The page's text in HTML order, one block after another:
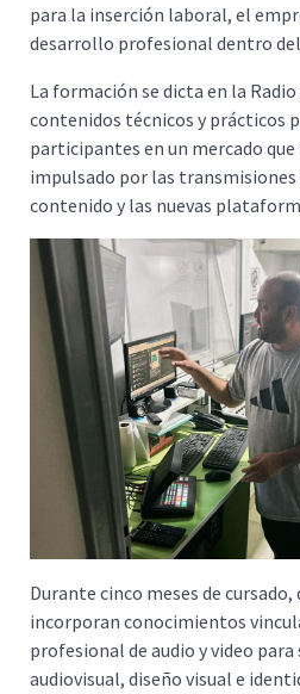
para la inserción laboral, el
desarrollo profesional dentro
La formación se dicta en la
contenidos técnicos y prácticos
participantes en un mercado que
impulsado por las transmisiones
contenido y las nuevas
Durante cinco meses de
incorporan conocimientos
profesional de audio y video
audiovisual, diseño visual e